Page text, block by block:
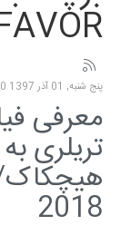
پنج شنبه, 01 آذر 1397 00:00
معرفی
تریلری
2018